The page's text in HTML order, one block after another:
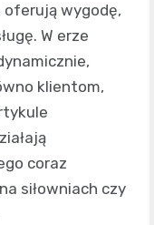
oferują wygodę,
W erze
klientom,
coraz
siłowniach czy